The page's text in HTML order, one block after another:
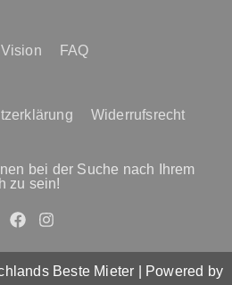
Vision FAQ
Widerrufsrecht
bei der Suche nach Ihrem
zu sein!
Beste Mieter | Powered by